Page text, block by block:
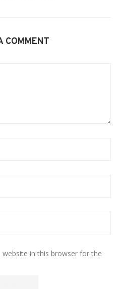
COMMENT
website in this browser for the